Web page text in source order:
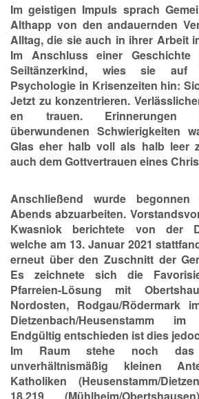
Im geistigen Impuls sprach
Althapp von den andauernden
Alltag, die sie auch in ihrer Arbeit
Im Anschluss einer
Seiltänzerkind, wies sie auf
Psychologie in Krisenzeiten hin:
Jetzt zu konzentrieren.
en trauen. Erinnerungen
überwundenen Schwierigkeiten
Glas eher halb voll als halb leer
auch dem Gottvertrauen eines
Anschließend wurde
Abends abzuarbeiten.
Kwasniok berichtete von der
welche am 13. Januar 2021
erneut über den Zuschnitt der
Es zeichnete sich die
Pfarreien-Lösung mit
Nordosten, Rodgau/Rödermark
Dietzenbach/Heusenstamm
Endgültig entschieden ist dies
Im Raum stehe noch das
unverhältnismäßig kleinen
Katholiken (Heusenstamm/
18.219 (Mühlheim/